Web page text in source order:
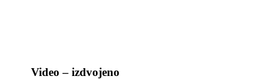
Video – izdvojeno